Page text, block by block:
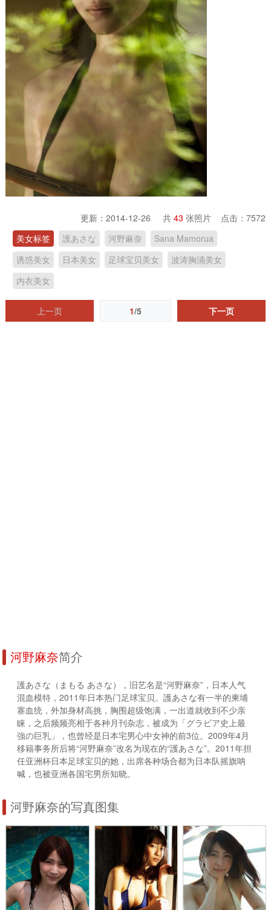
更新：2014-12-26 共43 张照片 点击：7572
美女标签
護あさな 河野麻奈
Sana Mamorua
诱惑美女
日本美女 足球宝贝美女
波涛胸涌美女
内衣美女
上一页 1/5 下一页
河野麻奈简介
護あさな（まもる あさな），旧艺名是“河野麻奈”，日本人气
混血模特，2011年日本热门足球宝贝。護あさな有一半的柬埔
寨血统，外加身材高挑，胸围超级饱满，一出道就收到不少亲
睐，之后频频亮相于各种月刊杂志，被成为「グラビア史上最
強の巨乳」，也曾经是日本宅男心中女神的前3位。2009年4月
移籍事务所后将“河野麻奈”改名为现在的“護あさな”。2011年担
任亚洲杯日本足球宝贝的她，出席各种场合都为日本队摇旗呐
喊，也被亚洲各国宅男所知晓。
河野麻奈的写真图集